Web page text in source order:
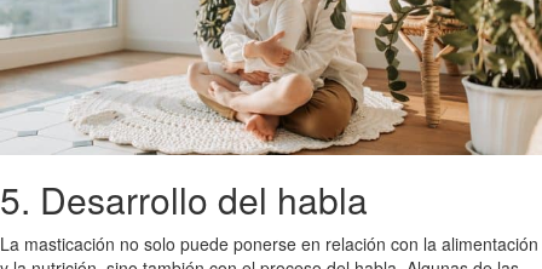
5. Desarrollo del habla
La masticación no solo puede ponerse en relación con la alimentación